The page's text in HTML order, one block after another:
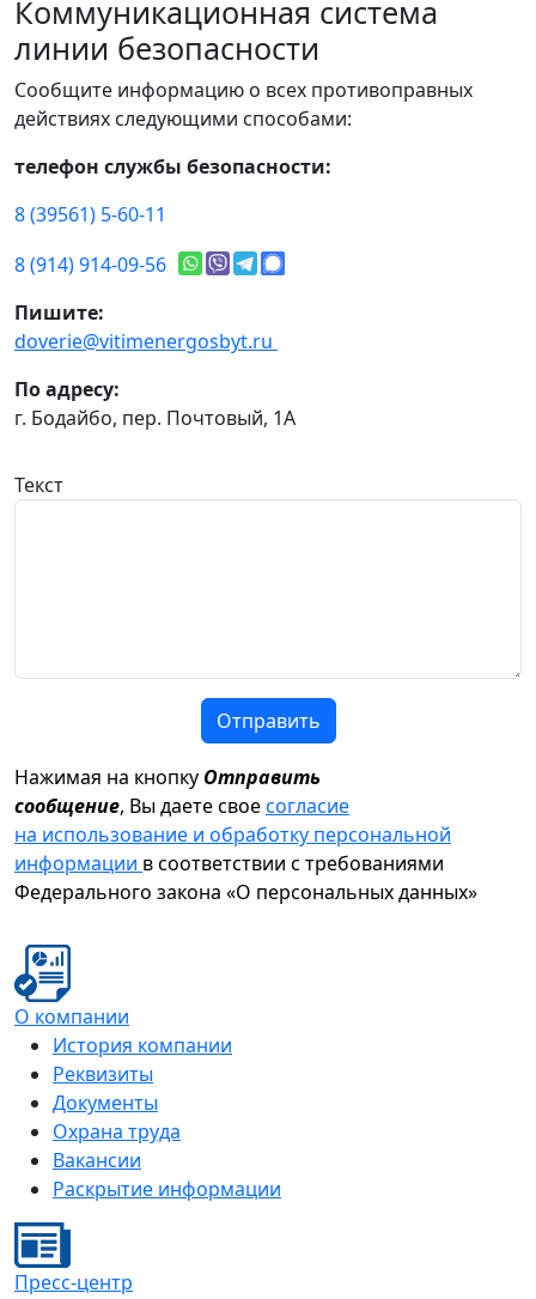
Коммуникационная система
линии безопасности
Сообщите информацию о всех противоправных
действиях следующими способами:
телефон службы безопасности:
8 (39561) 5-60-11
8 (914) 914-09-56
Пишите:
doverie@vitimenergosbyt.ru
По адресу:
г. Бодайбо, пер. Почтовый, 1А
Текст
Отправить
Нажимая на кнопку Отправить
сообщение, Вы даете своесогласие
на использование и обработку персональной
информации в соответствии с требованиями
Федерального закона «О персональных данных»
О компании
История компании
Реквизиты
Документы
Охрана труда
Вакансии
Раскрытие информации
Пресс-центр